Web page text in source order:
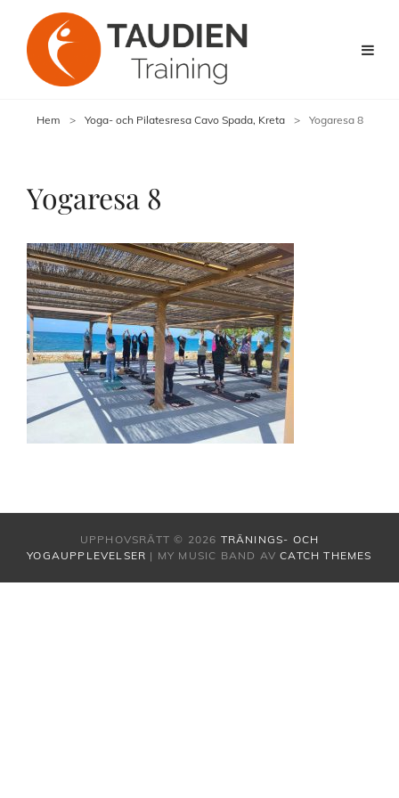
Hem > Yoga- och Pilatesresa Cavo Spada, Kreta > Yogaresa 8
Yogaresa 8
UPPHOVSRÄTT © 2026 TRÄNINGS- OCH
YOGAUPPLEVELSER | MY MUSIC BAND AVCATCH THEMES